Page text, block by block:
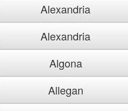
Alexandria
Alexandria
Algona
Allegan